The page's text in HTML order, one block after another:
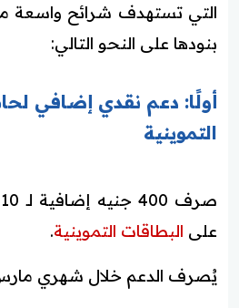
التي تستهدف شرائح واسعة
بنودها على النحو التالي:
أولًا: دعم نقدي إضافي
التموينية
على البطاقات التموينية.
يُصرف الدعم خلال شهري مارس